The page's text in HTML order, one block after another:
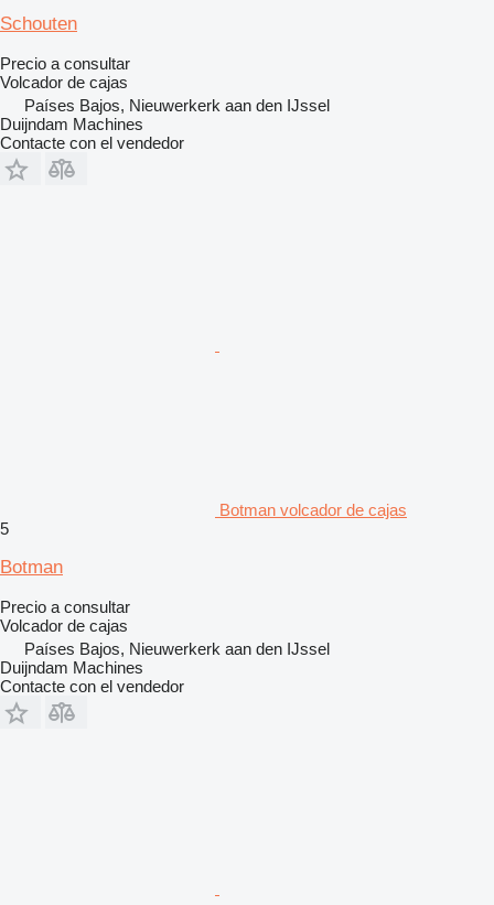
Schouten
Precio a consultar
Volcador de cajas
Países Bajos, Nieuwerkerk aan den IJssel
Duijndam Machines
Contacte con el vendedor
Botman volcador de cajas
5
Botman
Precio a consultar
Volcador de cajas
Países Bajos, Nieuwerkerk aan den IJssel
Duijndam Machines
Contacte con el vendedor